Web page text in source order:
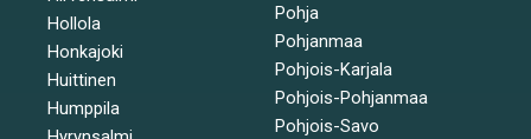
Hollola
Honkajoki
Huittinen
Humppila
Pohja
Pohjanmaa
Pohjois-Karjala
Pohjois-Pohjanmaa
Pohjois-Savo